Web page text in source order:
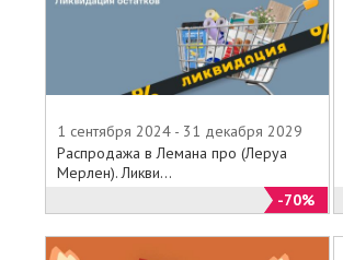
1 сентября 2024 - 31 декабря 2029
Распродажа в Лемана про (Леруа
Мерлен). Ликви...
-70%